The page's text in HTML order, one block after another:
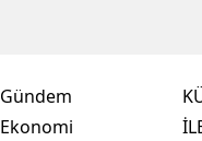
Gündem
Ekonomi